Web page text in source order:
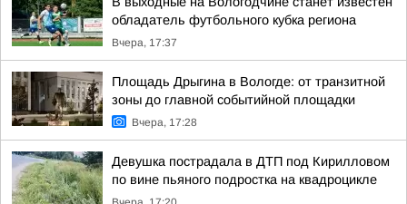
обладатель футбольного кубка региона
Вчера, 17:37
Площадь Дрыгина в Вологде: от транзитной
зоны до главной событийной площадки
Вчера, 17:28
Девушка пострадала в ДТП под Кирилловом
по вине пьяного подростка на квадроцикле